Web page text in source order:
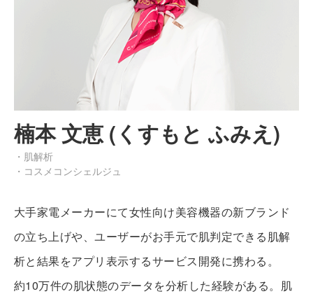
楠本 文恵 (くすもと ふみえ)
・肌解析
・コスメコンシェルジュ
大手家電メーカーにて女性向け美容機器の新ブランド
の立ち上げや、ユーザーがお手元で肌判定できる肌解
析と結果をアプリ表示するサービス開発に携わる。
約10万件の肌状態のデータを分析した経験がある。肌